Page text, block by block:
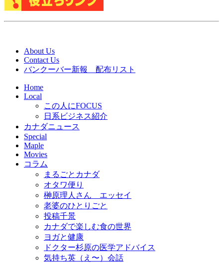
About Us
Contact Us
バンクーバー新報 配布リスト
Home
Local
この人にFOCUS
日系ビジネス紹介
カナダニュース
Special
Maple
Movies
コラム
まるごとカナダ
オタワ便り
榊原理人さん エッセイ
老婆のひとりごと
投稿千景
カナダで楽しむ食の世界
ヨガと健康
ドクター杉原の医学アドバイス
気持ち英（え〜）会話